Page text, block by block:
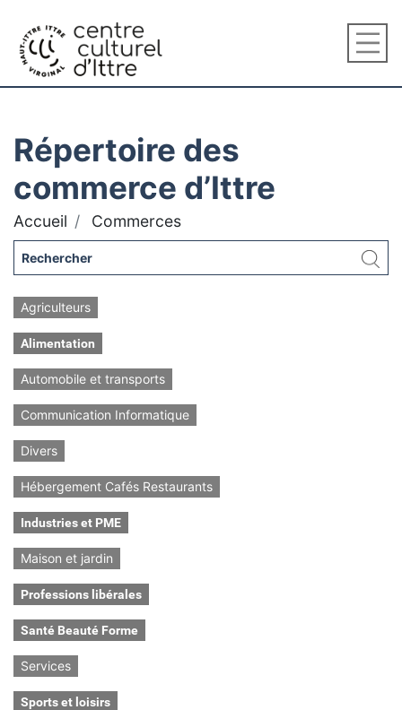
Répertoire des
commerce d’Ittre
Accueil Commerces
Agriculteurs
Alimentation
Automobile et transports
Communication Informatique
Divers
Hébergement Cafés Restaurants
Industries et PME
Maison et jardin
Professions libérales
Santé Beauté Forme
Services
Sports et loisirs